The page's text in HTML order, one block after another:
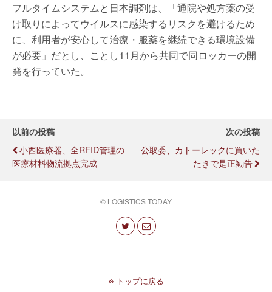
フルタイムシステムと日本調剤は、「通院や処方薬の受
け取りによってウイルスに感染するリスクを避けるため
に、利用者が安心して治療・服薬を継続できる環境設備
が必要」だとし、ことし11月から共同で同ロッカーの開
発を行っていた。
以前の投稿
小西医療器、全RFID管理の
医療材料物流拠点完成
次の投稿
公取委、カトーレックに買いた
たきで是正勧告
© LOGISTICS TODAY
トップに戻る